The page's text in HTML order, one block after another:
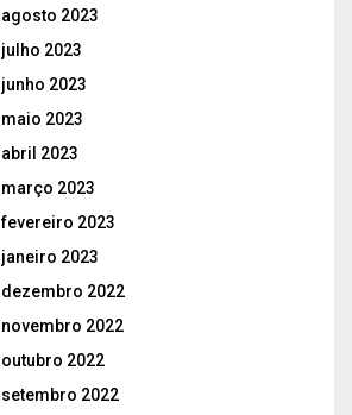
agosto 2023
julho 2023
junho 2023
maio 2023
abril 2023
março 2023
fevereiro 2023
janeiro 2023
dezembro 2022
novembro 2022
outubro 2022
setembro 2022